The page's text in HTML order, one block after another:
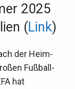
2025
(Link)
der Heim-
Fußball-
hat